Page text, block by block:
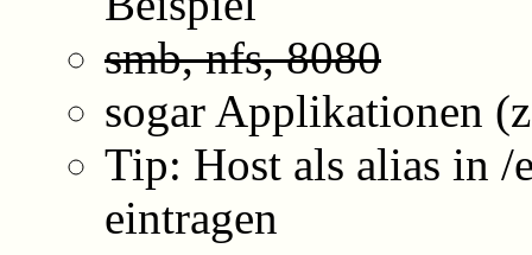
smb, nfs, 8080
sogar Applikationen
Tip: Host als alias in /
eintragen